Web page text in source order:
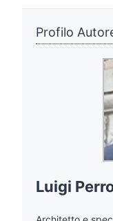
Profilo
Luigi